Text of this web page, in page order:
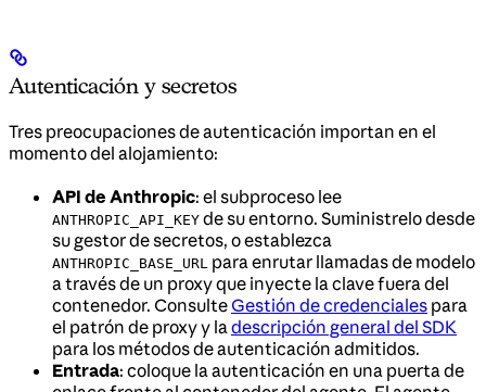
Autenticación y secretos
Tres preocupaciones de autenticación importan en el
momento del alojamiento:
API de Anthropic: el subproceso lee
ANTHROPIC_API_KEY de su entorno. Suministrelo desde
su gestor de secretos, o establezca
ANTHROPIC_BASE_URL para enrutar llamadas de modelo
a través de un proxy que inyecte la clave fuera del
contenedor. Consulte Gestión de credenciales para
el patrón de proxy y la descripción general del SDK
para los métodos de autenticación admitidos.
Entrada: coloque la autenticación en una puerta de